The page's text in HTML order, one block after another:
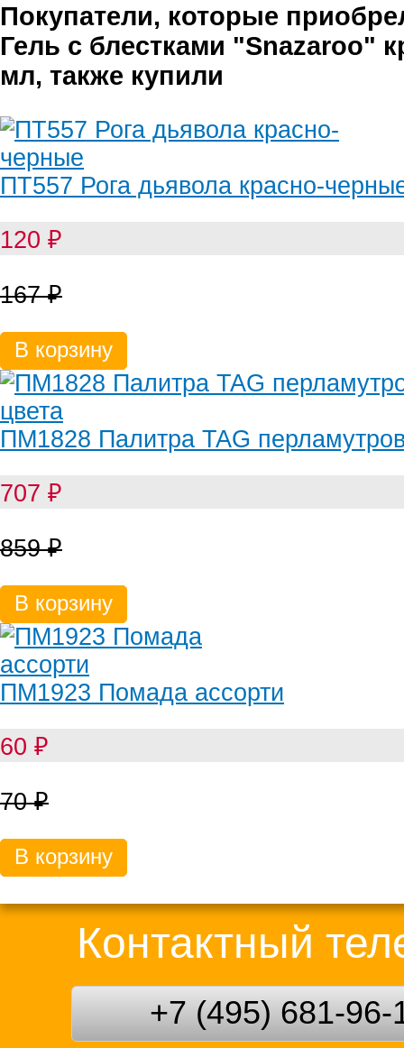
Покупатели, которые
Гель с блестками "Snazaroo"
мл, также купили
ПТ557 Рога дьявола красно-
120 ₽
167₽
В корзину
ПМ1828 Палитра TAG
707 ₽
859₽
В корзину
ПМ1923 Помада ассорти
60 ₽
70₽
В корзину
Контактный
+7 (495) 681-96-